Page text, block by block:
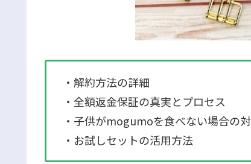
・解約方法の詳細
・全額返金保証の真実とプロセス
・子供がmogumoを食べない場合の
・お試しセットの活用方法